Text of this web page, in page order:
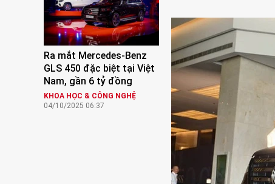
Ra mắt Mercedes-Benz
GLS 450 đặc biệt tại Việt
Nam, gần 6 tỷ đồng
KHOA HỌC & CÔNG NGHỆ
04/10/2025 06:37